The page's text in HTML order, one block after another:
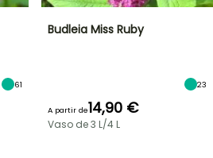
61
Budleia Miss Ruby
23
A partir de14,90 €
Vaso de 3 L/4 L